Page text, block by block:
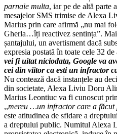
parnaie multa, iar pe de altă parte
mesajelor SMS trimise de Alexa
Marius prin care afirmă „nu mai
Gherla…îți reactivez sentința”.
șantajului, un avertisment dacă
expresia postată în toate cele 32 de
vei fi uitat niciodata, Google va
cei din viitor ca esti un infractor
Nu contează dacă instanțele au
din societate, Alexa Liviu Doru
Marius Leontiuc va fi cunoscut
,,mereu …un infractor care a făcut
este atitudinea de sfidare a
a dreptului public. Numitul Alexa